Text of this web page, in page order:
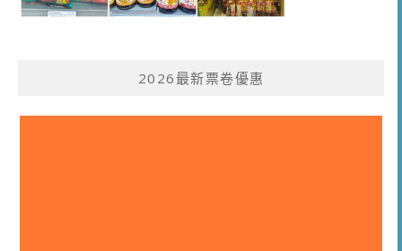
2026最新票卷優惠